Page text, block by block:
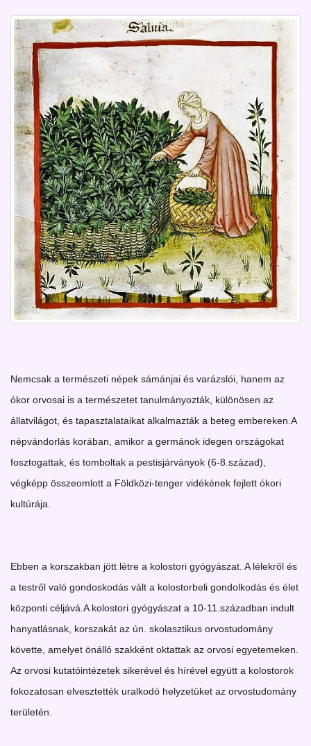
Nemcsak a természeti népek sámánjai és varázslói, hanem az
ókor orvosai is a természetet tanulmányozták, különösen az
állatvilágot, és tapasztalataikat alkalmazták a beteg embereken.A
népvándorlás korában, amikor a germánok idegen országokat
fosztogattak, és tomboltak a pestisjárványok (6-8.század),
végképp összeomlott a Földközi-tenger vidékének fejlett ókori
kultúrája.
Ebben a korszakban jött létre a kolostori gyógyászat. A lélekről és
a testről való gondoskodás vált a kolostorbeli gondolkodás és élet
központi céljává.A kolostori gyógyászat a 10-11.században indult
hanyatlásnak, korszakát az ún. skolasztikus orvostudomány
követte, amelyet önálló szakként oktattak az orvosi egyetemeken.
Az orvosi kutatóintézetek sikerével és hírével együtt a kolostorok
fokozatosan elvesztették uralkodó helyzetüket az orvostudomány
területén.